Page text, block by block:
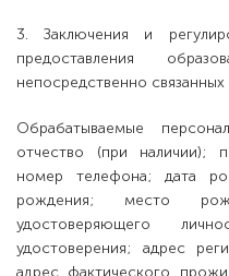
3. Заключения и
предоставления
непосредственно
Обрабатываемые
отчество (при наличии);
номер телефона; дата
рождения; место
удостоверяющего
удостоверения; адрес